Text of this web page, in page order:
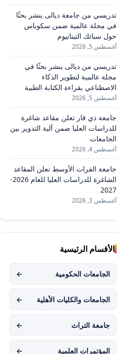
تدريسي من جامعة ديالى ينشر بحثًا
في مجلة عالمية ضمن سكوباس
حول سبائك التيتانيوم
أغسطس 5, 2026
تدريسي من ديالى ينشر بحثًا في
مجلة عالمية لتطوير الذكاء
الاصطناعي بقراءة الكتابة الطبية
أغسطس 5, 2026
جامعة ذي قار تعلن مقاعد شاغرة
للدراسات العليا ضمن آلية التدوير بين
الجامعات
أغسطس 4, 2026
جامعة الفرات الأوسط تعلن المقاعد
الشاغرة للدراسات العليا للعام 2026-
2027
أغسطس 3, 2026
الأقسام الرئيسية
الجامعات الحكومية ←
الجامعات والكليات الأهلية ←
جامعة التراث ←
المؤتمرات العلمية ←